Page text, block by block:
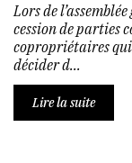
Lors de
cession de parties
copropriétaires
décider d...
Lire la suite